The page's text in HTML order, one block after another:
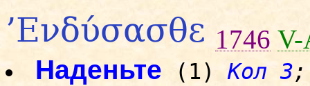
’Ενδύσασθε 1746
Наденьте (1) Кол 3;